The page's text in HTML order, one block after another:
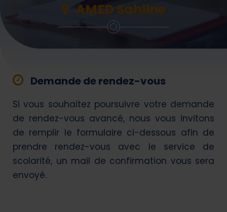
AMED Sahline
Demande de rendez-vous
Si vous souhaitez poursuivre votre demande
de rendez-vous avancé, nous vous invitons
de remplir le formulaire ci-dessous afin de
prendre rendez-vous avec le service de
scolarité, un mail de confirmation vous sera
envoyé.